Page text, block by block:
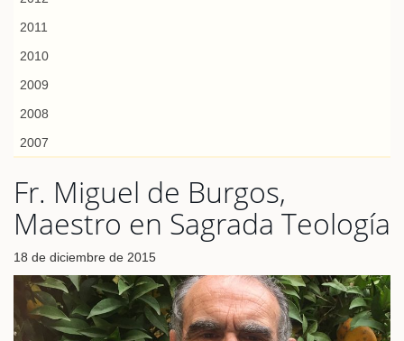
2011
2010
2009
2008
2007
Fr. Miguel de Burgos,
Maestro en Sagrada Teología
18 de diciembre de 2015